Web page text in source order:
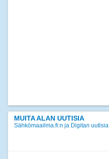
MUITA ALAN UUTISIA
Sähkömaailma.fi:n ja Digitan uutisia